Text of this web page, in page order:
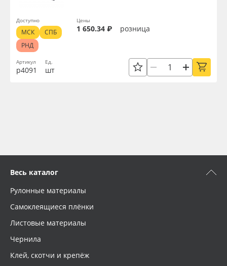
Артикул
р4091
Ед.
шт
Цены
1 650.34 ₽ розница
Доступно
МСК
СПБ
РНД
Весь каталог
Рулонные материалы
Самоклеящиеся плёнки
Листовые материалы
Чернила
Клей, скотчи и крепёж